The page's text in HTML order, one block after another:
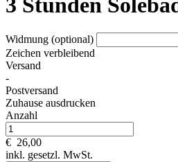
Widmung (optional)
Zeichen verbleibend
Versand
-
Postversand
Zuhause ausdrucken
Anzahl
€ 26,00
inkl. gesetzl. MwSt.